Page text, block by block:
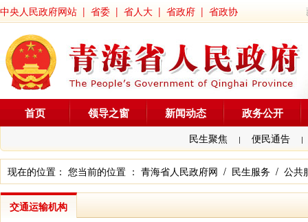
中央人民政府网站 | 省委 | 省人大 | 省政府 | 省政协
首页 领导之窗 新闻动态 政务公开
民生聚焦 | 便民通告 |
现在的位置： 您当前的位置 ： 青海省人民政府网 / 民生服务 / 公共
交通运输机构